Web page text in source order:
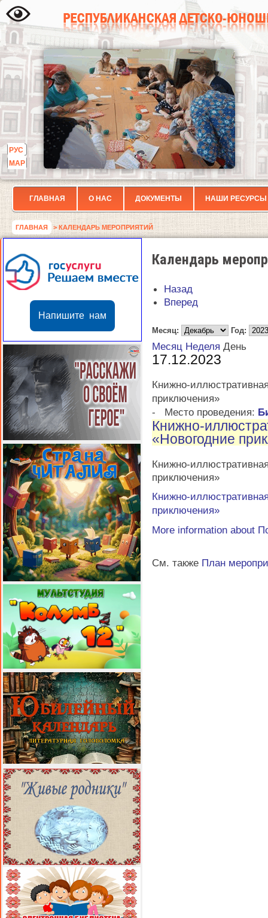
РУС
МАР
ГЛАВНАЯ О НАС ДОКУМЕНТЫ НАШИ РЕСУРСЫ
ГЛАВНАЯ > КАЛЕНДАРЬ МЕРОПРИЯТИЙ
Напишите нам
Календарь
Назад
Вперед
Месяц: Год:
Месяц Неделя День
17.12.2023
Книжно-
приключения»
-
Место проведения:
Книжно-
«Новогодние
Книжно-
приключения»
Книжно-
приключения»
More information about
См. также План